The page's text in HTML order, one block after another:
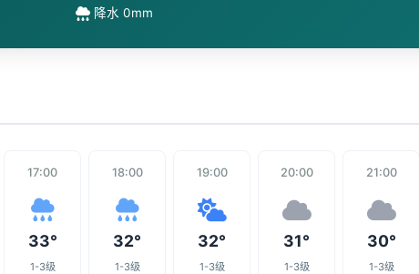
降水 0mm
17:00
33°
1-3级
18:00
32°
1-3级
19:00
32°
1-3级
20:00
31°
1-3级
21:00
30°
1-3级